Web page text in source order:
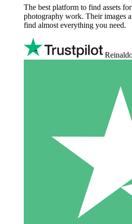
The best platform to find assets
photography work. Their images
find almost everything you need.